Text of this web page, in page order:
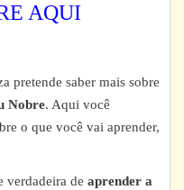
AQUI
pretende saber mais sobre
Nobre. Aqui você
o que você vai aprender,
verdadeira deaprender a